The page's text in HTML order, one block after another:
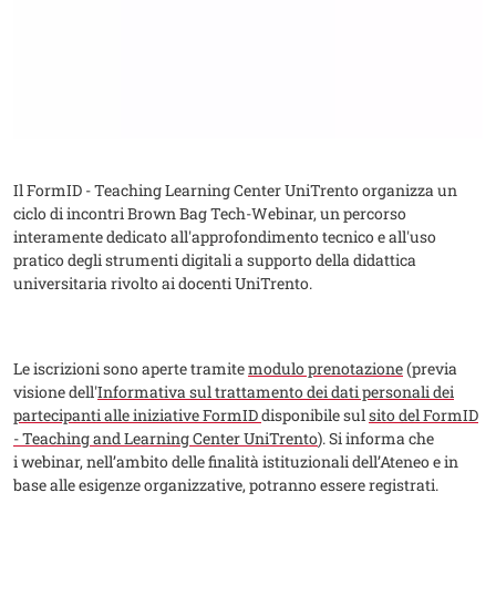
Il FormID - Teaching Learning Center UniTrento organizza un
ciclo di incontri Brown Bag Tech-Webinar, un percorso
interamente dedicato all'approfondimento tecnico e all'uso
pratico degli strumenti digitali a supporto della didattica
universitaria rivolto ai docenti UniTrento.
Le iscrizioni sono aperte tramitemodulo prenotazione(previa
visione dell'Informativa sul trattamento dei dati personali dei
partecipanti alle iniziative FormIDdisponibile sulsito del FormID
- Teaching and Learning Center UniTrento). Si informa che
i webinar, nell’ambito delle finalità istituzionali dell’Ateneo e in
base alle esigenze organizzative, potranno essere registrati.